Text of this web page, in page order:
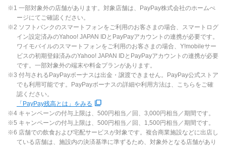
※1 一部対象外の店舗があります。対象店舗は、PayPay株式会社のホームぺ
ージにてご確認ください。
※2 ソフトバンクのスマートフォンをご利用のお客さまの場合、スマートログ
イン設定済みのYahoo! JAPAN IDとPayPayアカウントの連携が必要です。
ワイモバイルのスマートフォンをご利用のお客さまの場合、Y!mobileサー
ビスの初期登録済みのYahoo! JAPAN IDとPayPayアカウントの連携が必要
です。一部対象外の端末や料金プランがあります。
※3 付与されるPayPayボーナスは出金・譲渡できません。PayPay公式ストア
でも利用可能です。PayPayボーナスの詳細や利用方法は、こちらをご確
認ください。
「PayPay残高とは」をみる
※4 キャンペーンの付与上限は、500円相当／回、3,000円相当／期間です。
※5 キャンペーンの付与上限は、500円相当／回、1,500円相当／期間です。
※6 店舗での飲食および宅配サービスが対象です。複合商業施設などに出店し
ている店舗は、施設内の決済基準に準ずるため、対象外となる店舗があり